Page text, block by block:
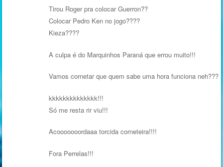
Tirou Roger pra colocar Guerron??
Colocar Pedro Ken no jogo????
Kieza????
A culpa é do Marquinhos Paraná que errou muito!!!
Vamos cornetar que quem sabe uma hora funciona neh???
kkkkkkkkkkkkkk!!!
Só me resta rir viu!!!
Acooooooordaaa torcida corneteira!!!!
Fora Perrelas!!!